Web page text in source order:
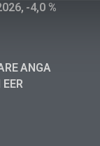
-4,0 %
ANGA